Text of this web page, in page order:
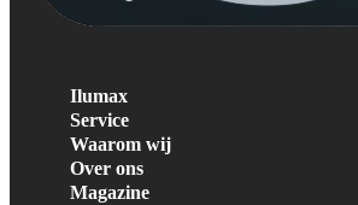
Ilumax
Service
Waarom wij
Over ons
Magazine